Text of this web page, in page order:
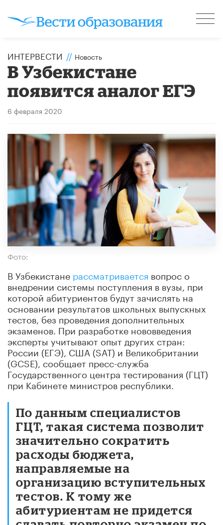
ИНТЕРВЕСТИ // Новость
В Узбекистане
появится аналог ЕГЭ
6 февраля 2020
Фото:
В Узбекистане рассматривается вопрос о
внедрении системы поступления в вузы, при
которой абитуриентов будут зачислять на
основании результатов школьных выпускных
тестов, без проведения дополнительных
экзаменов. При разработке нововведения
эксперты учитывают опыт других стран:
России (ЕГЭ), США (SAT) и Великобритании
(GCSE), сообщает пресс-служба
Государственного центра тестирования (ГЦТ)
при Кабинете министров республики.
По данным специалистов
ГЦТ, такая система позволит
значительно сократить
расходы бюджета,
направляемые на
организацию вступительных
тестов. К тому же
абитуриентам не придется